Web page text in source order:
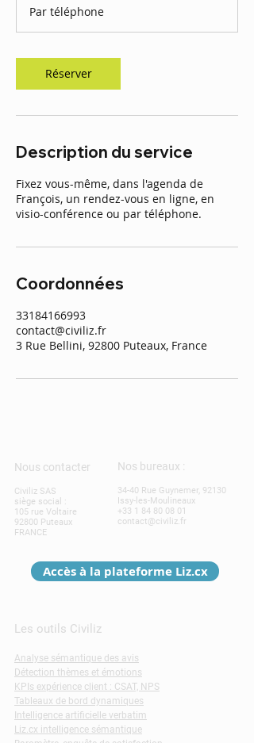
i
n
Par téléphone
Réserver
Description du service
Fixez vous-même, dans l'agenda de
François, un rendez-vous en ligne, en
Coordonnées
33184166993
contact@civiliz.fr
3 Rue Bellini, 92800 Puteaux, France
Nous contacter
Civiliz SAS
siège social :
105 rue Voltaire
92800 Puteaux
FRANCE
Nos bureaux :
34-40 Rue Guynemer, 92130
Issy-les-Moulineaux
+33 1 84 80 08 01
contact@civiliz.fr
Accès à la plateforme Liz.cx
Les outils Civiliz
Analyse sémantique des avis
Détection thèmes et émotions
KPIs expérience client : CSAT, NPS
Tableaux de bord dynamiques
Intelligence artificielle verbatim
Liz.cx intelligence sémantique